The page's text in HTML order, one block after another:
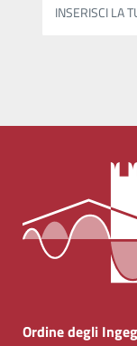
INSERISCI LA
Ordine degli